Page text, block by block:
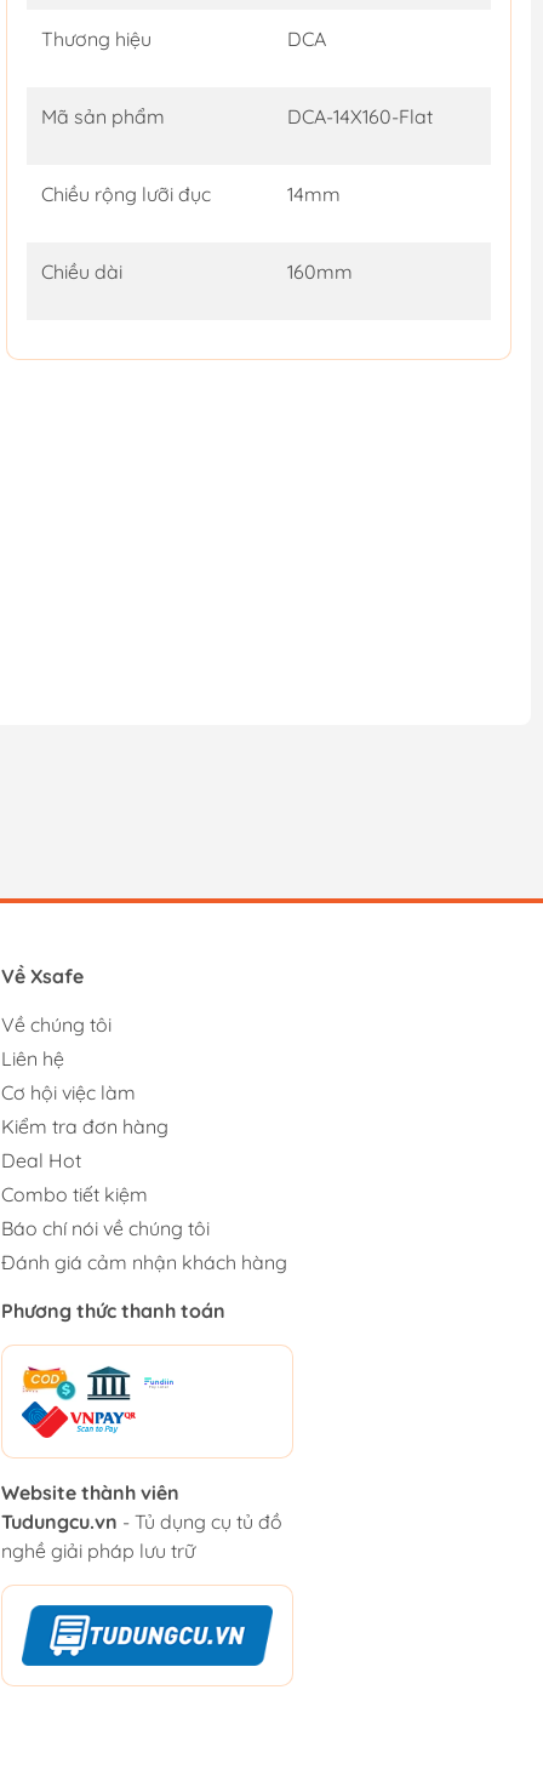
Thương hiệu DCA
Mã sản phẩm DCA-14X160-Flat
Chiều rộng lưỡi đục 14mm
Chiều dài 160mm
Về Xsafe
Về chúng tôi
Liên hệ
Cơ hội việc làm
Kiểm tra đơn hàng
Deal Hot
Combo tiết kiệm
Báo chí nói về chúng tôi
Đánh giá cảm nhận khách hàng
Phương thức thanh toán
Website thành viên
Tudungcu.vn - Tủ dụng cụ tủ đồ
nghề giải pháp lưu trữ